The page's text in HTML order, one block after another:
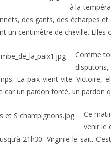
à la
des gants, des écharpes
un centimètre de cheville.
Comme
La paix vient vite. Victoire,
car un pardon forcé, un pardon
Ce
venir le
21h30. Virginie le sait.